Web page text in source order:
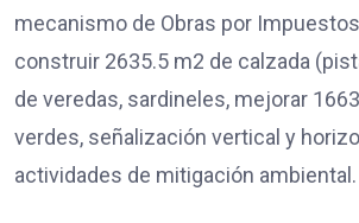
mecanismo de Obras por
construir 2635.5 m2 de calzada
de veredas, sardineles, mejorar
verdes, señalización vertical y
actividades de mitigación ambiental.